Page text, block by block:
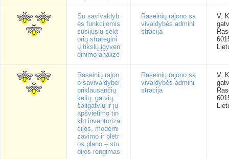
Su savivaldyb
ės funkcijomis
susijusių sekt
orių strategini
ų tikslų įgyven
dinimo analizė
Raseinių rajono sa
vivaldybės admini
stracija
V.
Raseinių rajon
o savivaldybei
priklausančių
kelių, gatvių,
šaligatvių ir jų
apšvietimo tin
klo inventoriza
cijos, moderni
zavimo ir plėtr
os plano – stu
dijos rengimas
Raseinių rajono sa
vivaldybės admini
stracija
V.